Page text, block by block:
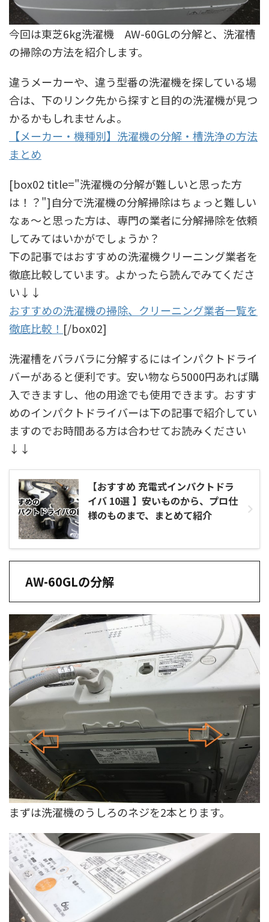
今回は東芝6kg洗濯機 AW-60GLの分解と、洗濯槽
の掃除の方法を紹介します。
違うメーカーや、違う型番の洗濯機を探している場
合は、下のリンク先から探すと目的の洗濯機が見つ
かるかもしれませんよ。
【メーカー・機種別】洗濯機の分解・槽洗浄の方法
まとめ
[box02 title="洗濯機の分解が難しいと思った方
は！？"]自分で洗濯機の分解掃除はちょっと難しい
なぁ〜と思った方は、専門の業者に分解掃除を依頼
してみてはいかがでしょうか？
下の記事ではおすすめの洗濯機クリーニング業者を
徹底比較しています。よかったら読んでみてくださ
い↓↓
おすすめの洗濯機の掃除、クリーニング業者一覧を
徹底比較！ [/box02]
洗濯槽をバラバラに分解するにはインパクトドライ
バーがあると便利です。安い物なら5000円あれば購
入できますし、他の用途でも使用できます。おすす
めのインパクトドライバーは下の記事で紹介してい
ますのでお時間ある方は合わせてお読みください
↓↓
【おすすめ 充電式インパクトドラ
イバ 10選 】安いものから、プロ仕
様のものまで、まとめて紹介
AW-60GLの分解
まずは洗濯機のうしろのネジを2本とります。